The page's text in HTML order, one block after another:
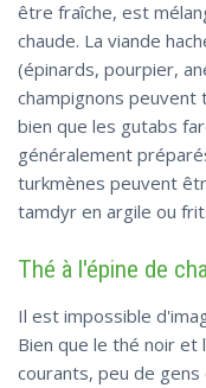
être fraîche, est
chaude. La viande
(épinards, pourpier,
champignons
bien que les gutabs
généralement
turkmènes peuvent
tamdyr en argile ou
Thé à l'épine de
Il est impossible
Bien que le thé noir
courants, peu de